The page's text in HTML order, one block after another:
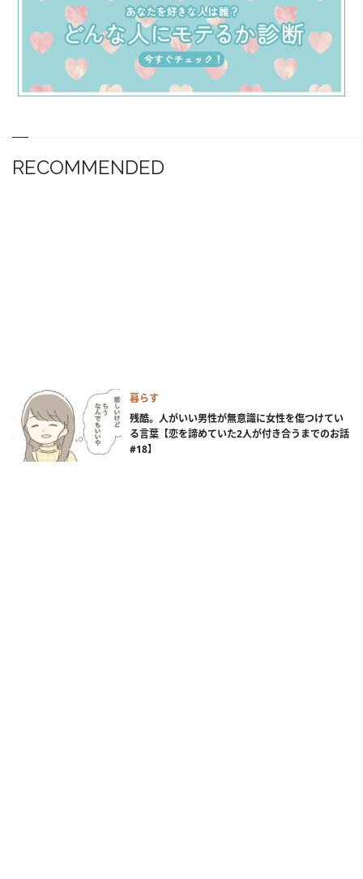
RECOMMENDED
暮らす
残酷。人がいい男性が無意識に女性を傷つけてい
る言葉【恋を諦めていた2人が付き合うまでのお話
#18】